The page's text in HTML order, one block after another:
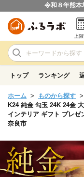
令和８年熊本
上
トップ ランキング
ホーム ものから探す
K24 純金 勾玉 24K 24金
インテリア ギフト プレゼ
奈良市